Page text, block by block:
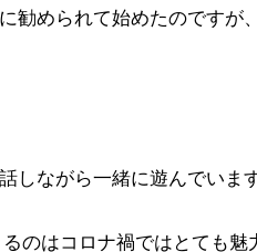
勧められて始めたのですが
しながら一緒に遊んでいま
はコロナ禍ではとても魅